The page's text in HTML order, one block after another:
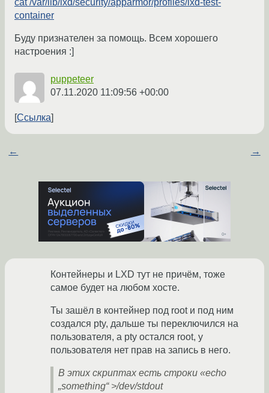
cat /var/lib/lxd/security/apparmor/profiles/lxd-test-
container
Буду признателен за помощь. Всем хорошего
настроения :]
puppeteer
07.11.2020 11:09:56 +00:00
Ссылка
← →
Контейнеры и LXD тут не причём, тоже
самое будет на любом хосте.
Ты зашёл в контейнер под root и под ним
создался pty, дальше ты переключился на
пользователя, а pty остался root, у
пользователя нет прав на запись в него.
В этих скриптах есть строки «echo
„something“ >/dev/stdout